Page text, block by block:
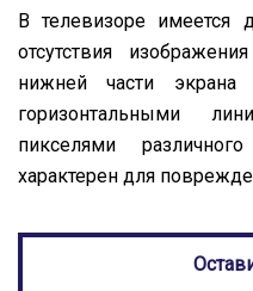
В телевизоре имеется
отсутствия
нижней части
горизонтальными
пикселями
характерен для